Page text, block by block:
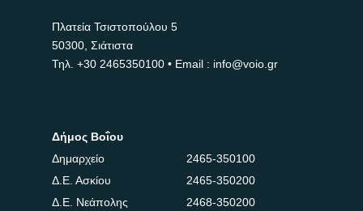
Πλατεία Τσιστοπούλου 5
50300, Σιάτιστα
Τηλ. +30 2465350100 • Email : info@voio.gr
Δήμος Βοΐου
Δημαρχείο
2465-350100
Δ.Ε. Ασκίου
2465-350200
Δ.Ε. Νεάπολης
2468-350200